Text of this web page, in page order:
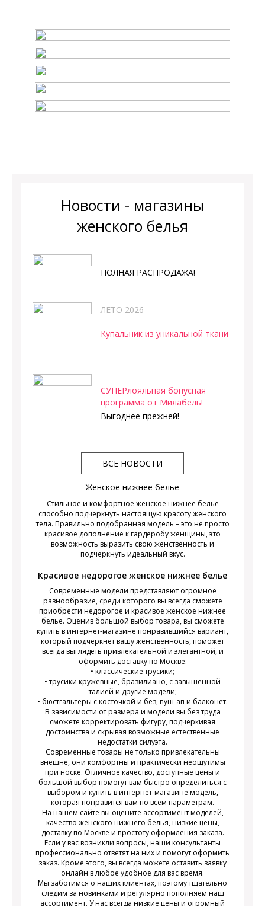
Новости - магазины
женского белья
ПОЛНАЯ РАСПРОДАЖА!
ЛЕТО 2026
Купальник из уникальной ткани
СУПЕРлояльная бонусная
программа от Милабель!
Выгоднее прежней!
ВСЕ НОВОСТИ
Женское нижнее белье
Стильное и комфортное женское нижнее белье
способно подчеркнуть настоящую красоту женского
тела. Правильно подобранная модель – это не просто
красивое дополнение к гардеробу женщины, это
возможность выразить свою женственность и
подчеркнуть идеальный вкус.
Красивое недорогое женское нижнее белье
Современные модели представляют огромное
разнообразие, среди которого вы всегда сможете
приобрести недорогое и красивое женское нижнее
белье. Оценив большой выбор товара, вы сможете
купить в интернет-магазине понравившийся вариант,
который подчеркнет вашу женственность, поможет
всегда выглядеть привлекательной и элегантной, и
оформить доставку по Москве:
• классические трусики;
• трусики кружевные, бразилиано, с завышенной
талией и другие модели;
• бюстгальтеры с косточкой и без, пуш-ап и балконет.
В зависимости от размера и модели вы без труда
сможете корректировать фигуру, подчеркивая
достоинства и скрывая возможные естественные
недостатки силуэта.
Современные товары не только привлекательны
внешне, они комфортны и практически неощутимы
при носке. Отличное качество, доступные цены и
большой выбор помогут вам быстро определиться с
выбором и купить в интернет-магазине модель,
которая понравится вам по всем параметрам.
На нашем сайте вы оцените ассортимент моделей,
качество женского нижнего белья, низкие цены,
доставку по Москве и простоту оформления заказа.
Если у вас возникли вопросы, наши консультанты
профессионально ответят на них и помогут оформить
заказ. Кроме этого, вы всегда можете оставить заявку
онлайн в любое удобное для вас время.
Мы заботимся о наших клиентах, поэтому тщательно
следим за новинками и регулярно пополняем наш
ассортимент. У нас всегда низкие цены и огромный